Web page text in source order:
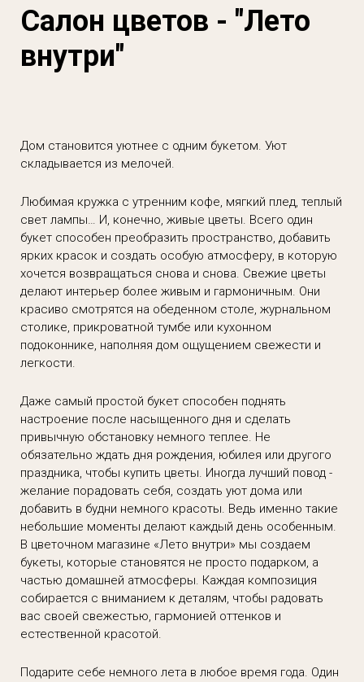
Салон цветов - "Лето
внутри"
Дом становится уютнее с одним букетом. Уют
складывается из мелочей.
Любимая кружка с утренним кофе, мягкий плед, теплый
свет лампы… И, конечно, живые цветы. Всего один
букет способен преобразить пространство, добавить
ярких красок и создать особую атмосферу, в которую
хочется возвращаться снова и снова. Свежие цветы
делают интерьер более живым и гармоничным. Они
красиво смотрятся на обеденном столе, журнальном
столике, прикроватной тумбе или кухонном
подоконнике, наполняя дом ощущением свежести и
легкости.
Даже самый простой букет способен поднять
настроение после насыщенного дня и сделать
привычную обстановку немного теплее. Не
обязательно ждать дня рождения, юбилея или другого
праздника, чтобы купить цветы. Иногда лучший повод -
желание порадовать себя, создать уют дома или
добавить в будни немного красоты. Ведь именно такие
небольшие моменты делают каждый день особенным.
В цветочном магазине «Лето внутри» мы создаем
букеты, которые становятся не просто подарком, а
частью домашней атмосферы. Каждая композиция
собирается с вниманием к деталям, чтобы радовать
вас своей свежестью, гармонией оттенков и
естественной красотой.
Подарите себе немного лета в любое время года. Один